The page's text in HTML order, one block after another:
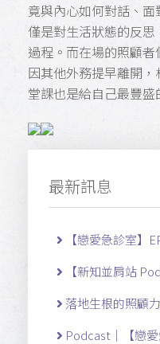
竟與內心如何對話、
僅是對生活狀態的反
過程。而在場的照顧
因其他外務提早離開
堂課也是給自己最豐盛
最新訊息
【戀愛急診室】
【新知並肩站
落地生根的照顧
Podcast｜【戀